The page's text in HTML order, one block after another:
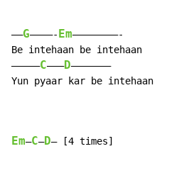
—–G————- Em————————-
Be intehaan be intehaan
————–C——–D———————
Yun pyaar kar be intehaan
Em—C—D— [4 times]